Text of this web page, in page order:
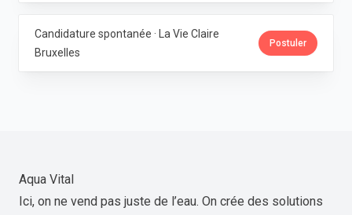
Candidature spontanée · La Vie Claire
Bruxelles
Postuler
Aqua Vital
Ici, on ne vend pas juste de l’eau. On crée des solutions